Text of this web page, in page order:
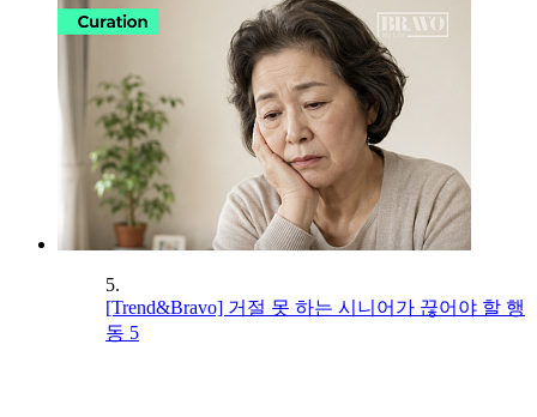
5.
[Trend&Bravo] 거절 못 하는 시니어가 끊어야 할 행
동 5